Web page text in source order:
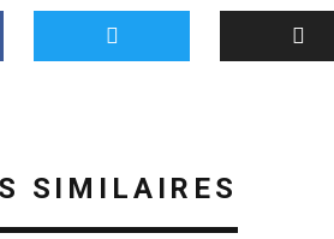
SIMILAIRES